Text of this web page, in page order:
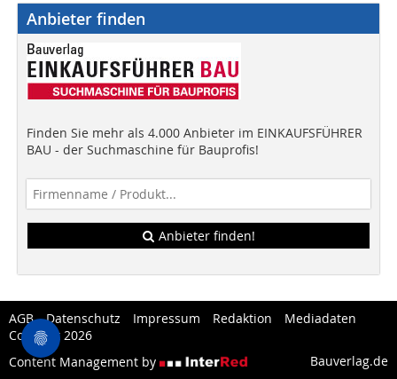
Anbieter finden
Finden Sie mehr als 4.000 Anbieter im EINKAUFSFÜHRER
BAU - der Suchmaschine für Bauprofis!
Anbieter finden!
AGB Datenschutz Impressum Redaktion
Mediadaten
Copytest 2026
Content Management by
Bauverlag.de